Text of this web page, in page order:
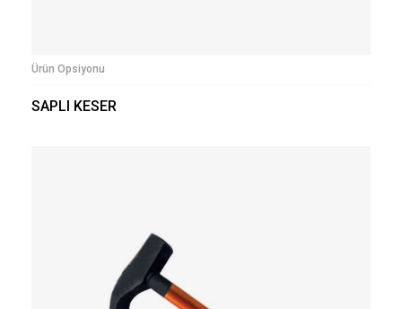
Ürün Opsiyonu
SAPLI KESER